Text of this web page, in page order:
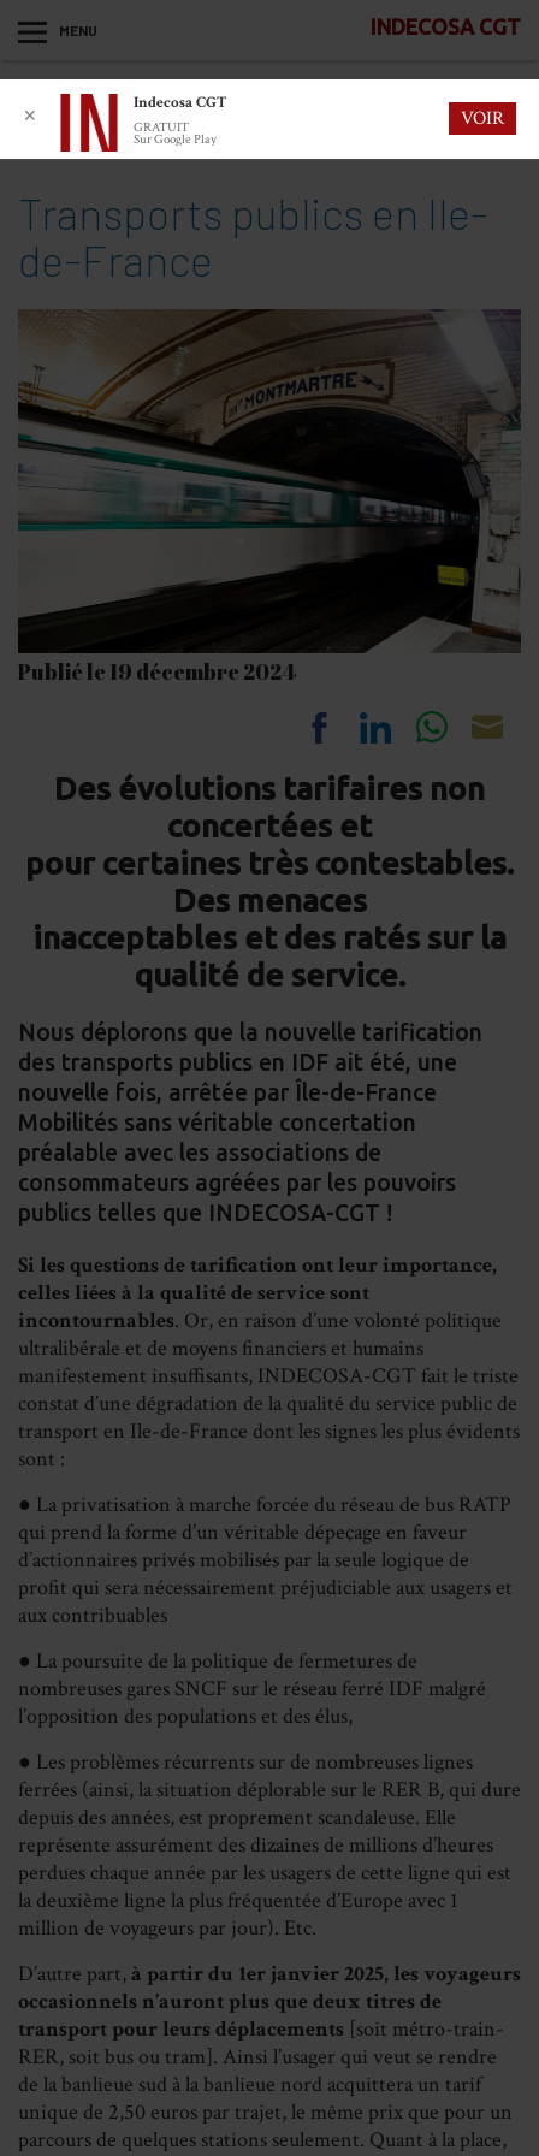
MENU INDECOSA CGT
Transports publics en Ile-
de-France
Publié le 19 décembre 2024
Share
on
Facebook
on
LinkedIn
on
Des évolutions tarifaires non
concertées et
pour certaines très contestables.
Des menaces
inacceptables et des ratés sur la
qualité de service.
Nous déplorons que la nouvelle tarification
des transports publics en IDF ait été, une
nouvelle fois, arrêtée par Île-de-France
Mobilités sans véritable concertation
préalable avec les associations de
consommateurs agréées par les pouvoirs
publics telles que INDECOSA-CGT !
Si les questions de tarification ont leur importance,
celles liées à la qualité de service sont
incontournables. Or, en raison d’une volonté politique
ultralibérale et de moyens financiers et humains
manifestement insuffisants, INDECOSA-CGT fait le triste
constat d’une dégradation de la qualité du service public de
transport en Ile-de-France dont les signes les plus évidents
sont :
● La privatisation à marche forcée du réseau de bus RATP
qui prend la forme d’un véritable dépeçage en faveur
d’actionnaires privés mobilisés par la seule logique de
profit qui sera nécessairement préjudiciable aux usagers et
aux contribuables
● La poursuite de la politique de fermetures de
nombreuses gares SNCF sur le réseau ferré IDF malgré
l’opposition des populations et des élus,
● Les problèmes récurrents sur de nombreuses lignes
ferrées (ainsi, la situation déplorable sur le RER B, qui dure
depuis des années, est proprement scandaleuse. Elle
représente assurément des dizaines de millions d’heures
perdues chaque année par les usagers de cette ligne qui est
la deuxième ligne la plus fréquentée d’Europe avec 1
million de voyageurs par jour). Etc.
D’autre part, à partir du 1er janvier 2025, les voyageurs
occasionnels n’auront plus que deux titres de
transport pour leurs déplacements [soit métro-train-
RER, soit bus ou tram]. Ainsi l’usager qui veut se rendre
de la banlieue sud à la banlieue nord acquittera un tarif
unique de 2,50 euros par trajet, le même prix que pour un
parcours de quelques stations seulement. Quant à la place,
✕
Indecosa CGT
GRATUIT
Sur Google Play
VOIR